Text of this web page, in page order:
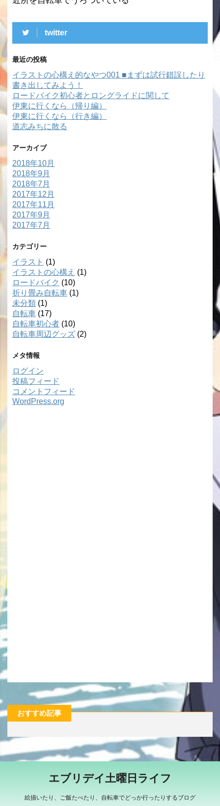
twitter
最近の投稿
イラストの心構え的なやつ001 ■まずは試行錯誤したり
書き出してみよう！
ロードバイク初心者とロングライドに関して
伊東に行くなら（帰り編）
伊東に行くなら（行き編）
道志みちに散る
アーカイブ
2018年10月
2018年9月
2018年7月
2017年12月
2017年11月
2017年9月
2017年7月
カテゴリー
イラスト (1)
イラストの心構え (1)
ロードバイク (10)
折り畳み自転車 (1)
未分類 (1)
自転車 (17)
自転車初心者 (10)
自転車周辺グッズ (2)
メタ情報
ログイン
投稿フィード
コメントフィード
WordPress.org
おすすめ記事
エブリデイ土曜日ライフ
絵描いたり、ご飯たべたり、自転車でどっか行ったりするブログ